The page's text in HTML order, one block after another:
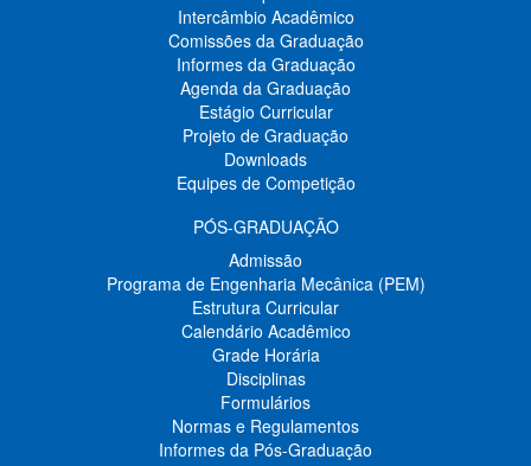
Intercâmbio Acadêmico
Comissões da Graduação
Informes da Graduação
Agenda da Graduação
Estágio Curricular
Projeto de Graduação
Downloads
Equipes de Competição
PÓS-GRADUAÇÃO
Admissão
Programa de Engenharia Mecânica (PEM)
Estrutura Curricular
Calendário Acadêmico
Grade Horária
Disciplinas
Formulários
Normas e Regulamentos
Informes da Pós-Graduação